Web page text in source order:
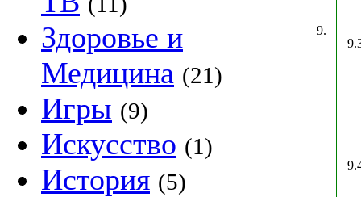
Здоровье и
Медицина (21)
Игры (9)
Искусство (1)
История (5)
9.